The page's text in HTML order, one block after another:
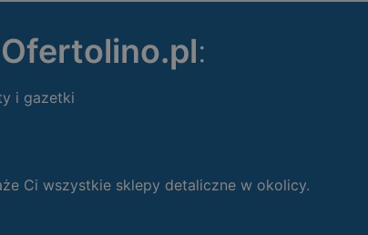
Ofertolino.pl:
i gazetki
Ci wszystkie sklepy detaliczne w okolicy.